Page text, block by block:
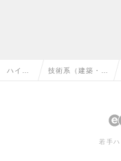
ハイク 技術系（建築・設
若手